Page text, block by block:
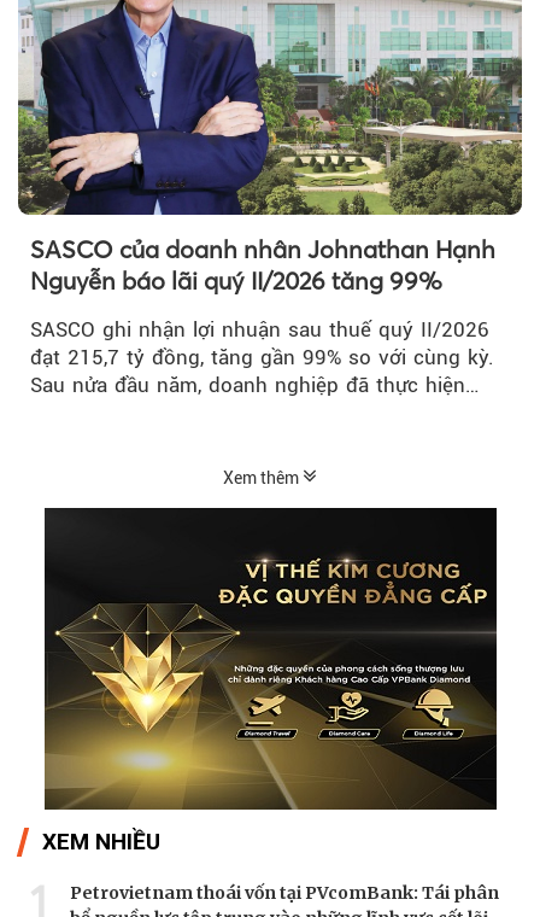
SASCO của doanh nhân Johnathan Hạnh
Nguyễn báo lãi quý II/2026 tăng 99%
SASCO ghi nhận lợi nhuận sau thuế quý II/2026
đạt 215,7 tỷ đồng, tăng gần 99% so với cùng kỳ.
Sau nửa đầu năm, doanh nghiệp đã thực hiện
Xem thêm
XEM NHIỀU
1
Petrovietnam thoái vốn tại PVcomBank: Tái phân